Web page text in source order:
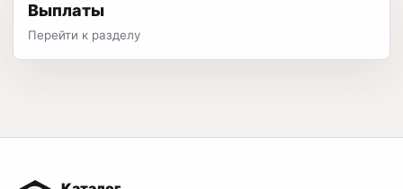
Выплаты
Перейти к разделу